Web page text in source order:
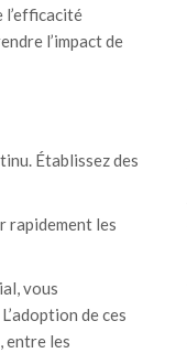
l’efficacité
l’impact de
Établissez des
rapidement les
vous
de ces
entre les